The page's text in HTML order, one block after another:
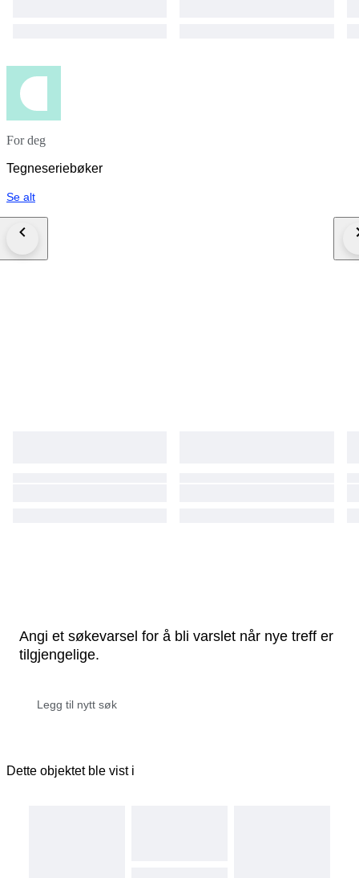
For deg
Tegneseriebøker
Se alt
Angi et søkevarsel for å bli varslet når nye treff er
tilgjengelige.
Dette objektet ble vist i